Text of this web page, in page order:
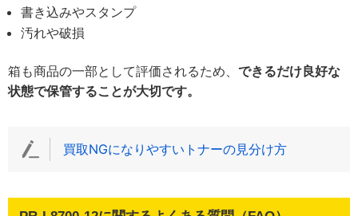
書き込みやスタンプ
汚れや破損
箱も商品の一部として評価されるため、 できるだけ良好な
状態で保管することが大切です。
買取NGになりやすいトナーの見分け方